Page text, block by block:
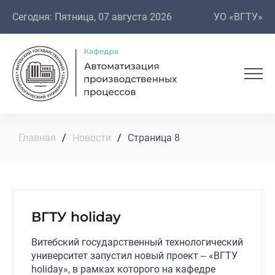
Сегодня: Пятница, 07 августа 2026 УО «ВГТУ»
Главная / Новости / Страница 8
ВГТУ holiday
Витебский государственный технологический
университет запустил новый проект – «ВГТУ
holiday», в рамках которого на кафедре